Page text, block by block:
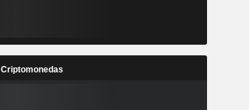
Criptomonedas